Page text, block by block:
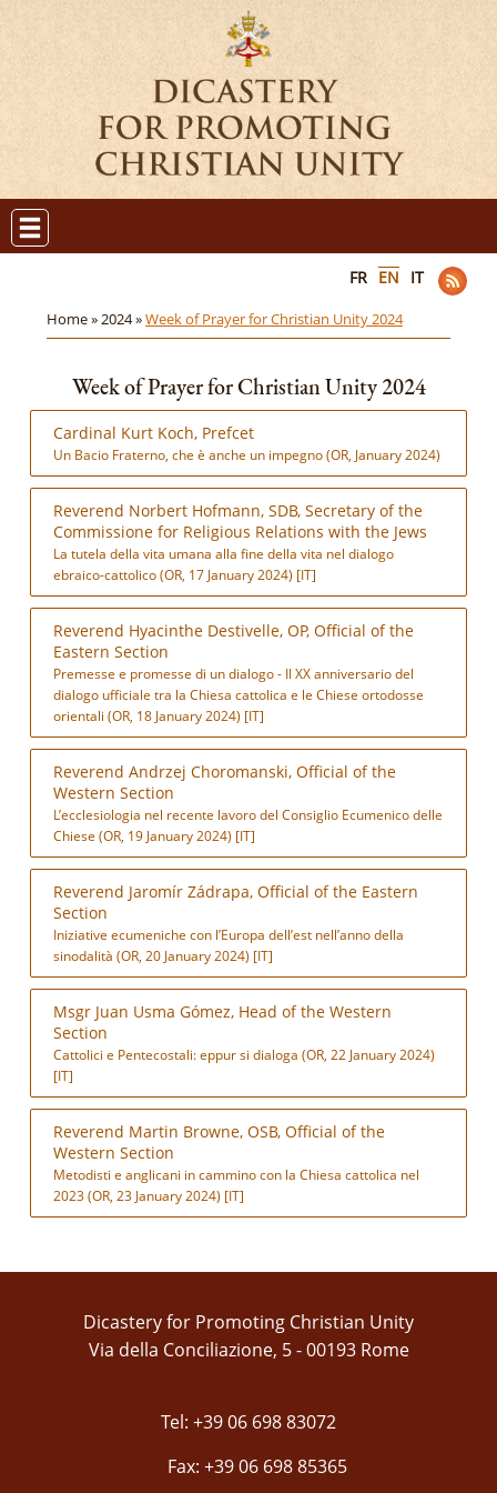
FR EN IT
Home »2024 »Week of Prayer for Christian Unity 2024
Week of Prayer for Christian Unity 2024
Cardinal Kurt Koch, Prefcet
Un Bacio Fraterno, che è anche un impegno (OR, January 2024)
Reverend Norbert Hofmann, SDB, Secretary of the
Commissione for Religious Relations with the Jews
La tutela della vita umana alla fine della vita nel dialogo
ebraico-cattolico (OR, 17 January 2024) [IT]
Reverend Hyacinthe Destivelle, OP, Official of the
Eastern Section
Premesse e promesse di un dialogo - Il XX anniversario del
dialogo ufficiale tra la Chiesa cattolica e le Chiese ortodosse
orientali (OR, 18 January 2024) [IT]
Reverend Andrzej Choromanski, Official of the
Western Section
L’ecclesiologia nel recente lavoro del Consiglio Ecumenico delle
Chiese (OR, 19 January 2024) [IT]
Reverend Jaromír Zádrapa, Official of the Eastern
Section
Iniziative ecumeniche con l’Europa dell’est nell’anno della
sinodalità (OR, 20 January 2024) [IT]
Msgr Juan Usma Gómez, Head of the Western
Section
Cattolici e Pentecostali: eppur si dialoga (OR, 22 January 2024)
[IT]
Reverend Martin Browne, OSB, Official of the
Western Section
Metodisti e anglicani in cammino con la Chiesa cattolica nel
2023 (OR, 23 January 2024) [IT]
Dicastery for Promoting Christian Unity
Via della Conciliazione, 5 - 00193 Rome
Tel: +39 06 698 83072
Fax: +39 06 698 85365